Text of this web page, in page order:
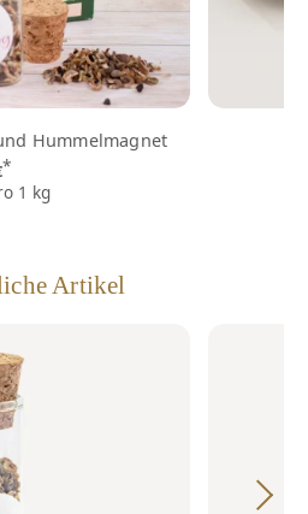
Hummelmagnet
*
1 kg
Artikel